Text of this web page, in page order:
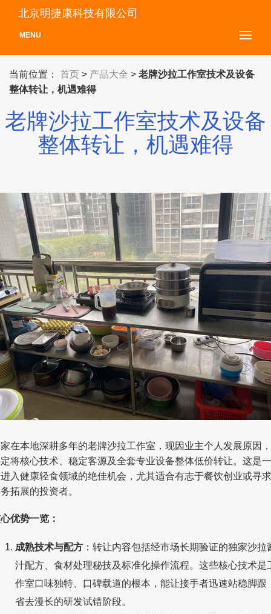
北京明捷康科技有限公司
MENU
当前位置： 首页 > 产品大全 > 老牌沙拉工作室技术及设备
整体转让，机遇难得
老牌沙拉工作室技术及设备
整体转让，机遇难得
在本地深耕多年的老牌沙拉工作室，现因业主个人发展原因，
将核心技术、稳定客源及全套专业设备整体低价转让。这是一
入健康轻食领域的绝佳机会，尤其适合有志于餐饮创业或寻求
拓展的投资者。
优势一览：
成熟技术与配方 ：转让内容包括经市场长期验证的独家沙拉
汁配方、食材处理秘技及标准化操作流程。这些核心技术是
作室口味独特、口碑载道的根本，能让接手者迅速站稳脚跟
省去漫长的研发试错阶段。